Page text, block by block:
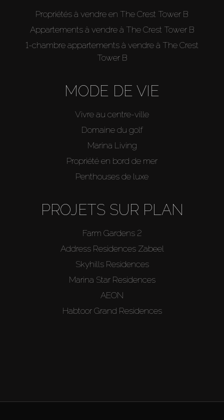
Propriétés à vendre en The Crest Tower B
Appartements à vendre à The Crest Tower B
1-chambre appartements à vendre à The Crest
Tower B
MODE DE VIE
Vivre au centre-ville
Domaine du golf
Marina Living
Propriété en bord de mer
Penthouses de luxe
PROJETS SUR PLAN
Farm Gardens 2
Address Residences Zabeel
Skyhills Residences
Marina Star Residences
AEON
Habtoor Grand Residences